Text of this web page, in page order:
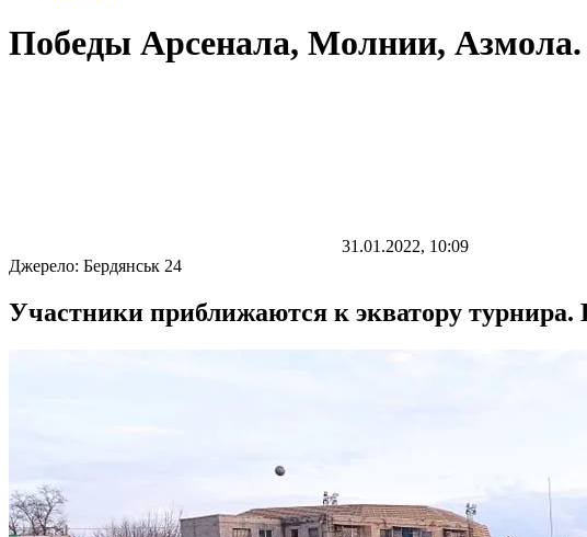
Победы Арсенала, Молнии, Азмола.
31.01.2022, 10:09
Джерело: Бердянськ 24
Участники приближаются к экватору турнира.